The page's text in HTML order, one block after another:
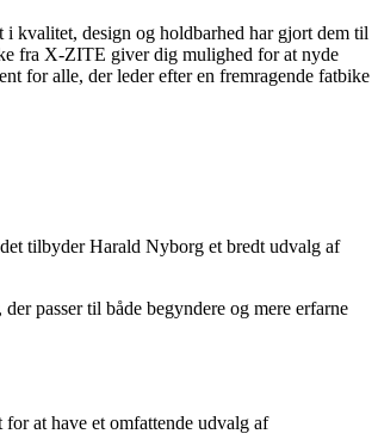
kvalitet, design og holdbarhed har gjort dem til
fra X-ZITE giver dig mulighed for at nyde
for alle, der leder efter en fremragende fatbike
tilbyder Harald Nyborg et bredt udvalg af
passer til både begyndere og mere erfarne
at have et omfattende udvalg af